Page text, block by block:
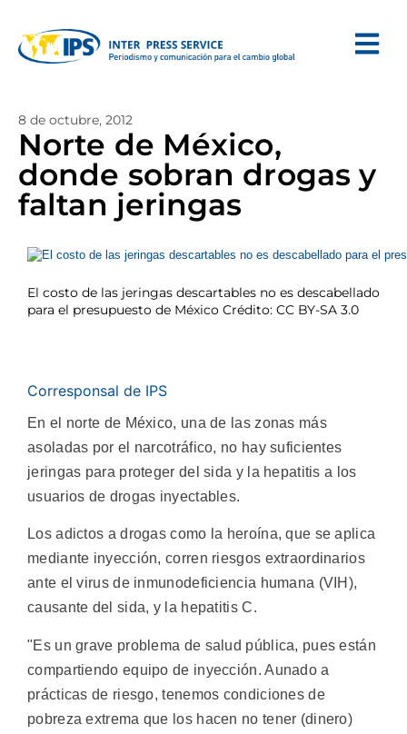
8 de octubre, 2012
Norte de México,
donde sobran drogas y
faltan jeringas
El costo de las jeringas descartables no es descabellado
para el presupuesto de México Crédito: CC BY-SA 3.0
Corresponsal de IPS
En el norte de México, una de las zonas más
asoladas por el narcotráfico, no hay suficientes
jeringas para proteger del sida y la hepatitis a los
usuarios de drogas inyectables.
Los adictos a drogas como la heroína, que se aplica
mediante inyección, corren riesgos extraordinarios
ante el virus de inmunodeficiencia humana (VIH),
causante del sida, y la hepatitis C.
"Es un grave problema de salud pública, pues están
compartiendo equipo de inyección. Aunado a
prácticas de riesgo, tenemos condiciones de
pobreza extrema que los hacen no tener (dinero)